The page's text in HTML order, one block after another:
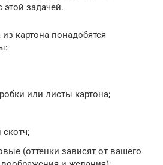
этой задачей.
картона понадобятся
или листы картона;
(оттенки зависят от вашего